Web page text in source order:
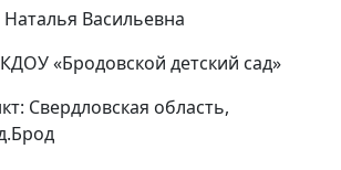
Васильевна
«Бродовской детский сад»
Свердловская область,